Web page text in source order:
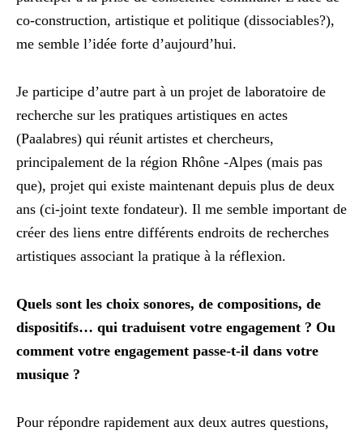
co-construction, artistique et politique (dissociables?),
me semble l’idée forte d’aujourd’hui.
Je participe d’autre part à un projet de laboratoire de
recherche sur les pratiques artistiques en actes
(Paalabres) qui réunit artistes et chercheurs,
principalement de la région Rhône -Alpes (mais pas
que), projet qui existe maintenant depuis plus de deux
ans (ci-joint texte fondateur). Il me semble important de
créer des liens entre différents endroits de recherches
artistiques associant la pratique à la réflexion.
Quels sont les choix sonores, de compositions, de
dispositifs… qui traduisent votre engagement ? Ou
comment votre engagement passe-t-il dans votre
musique ?
Pour répondre rapidement aux deux autres questions,